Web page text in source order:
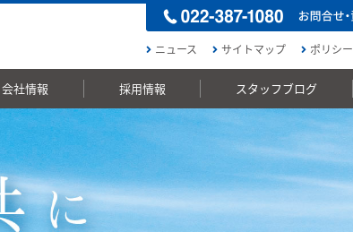
ニュース サイトマップ ポリシー
会社情報 採用情報 スタッフブログ